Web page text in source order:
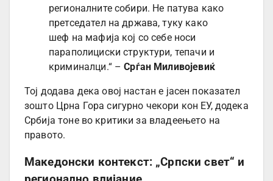
регионалните собири. Не патува како
претседател на држава, туку како
шеф на мафија кој со себе носи
параполициски структури, тепачи и
криминалци.“ –Срѓан Миливојевиќ
Тој додава дека овој настан е јасен показател
зошто Црна Гора сигурно чекори кон ЕУ, додека
Србија тоне во критики за владеењето на
правото.
Македонски контекст: „Српски свет“ и